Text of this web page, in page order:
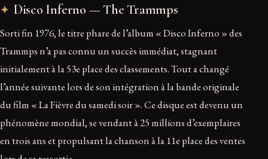
Disco Inferno — The Trammps
Sorti fin 1976, le titre phare de l’album « Disco Inferno » des
Trammps n’a pas connu un succès immédiat, stagnant
initialement à la 53e place des classements. Tout a changé
l’année suivante lors de son intégration à la bande originale
du film « La Fièvre du samedi soir ». Ce disque est devenu un
phénomène mondial, se vendant à 25 millions d’exemplaires
en trois ans et propulsant la chanson à la 11e place des ventes